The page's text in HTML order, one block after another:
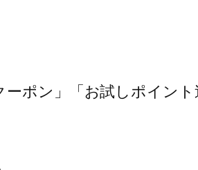
ポン」「お試しポイン